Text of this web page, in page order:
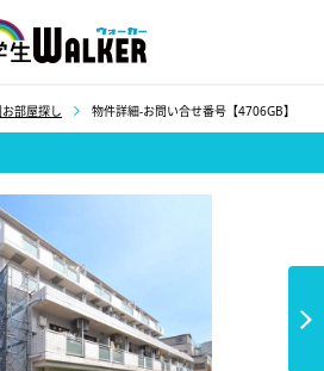
部屋探し 物件詳細-お問い合せ番号【4706GB】